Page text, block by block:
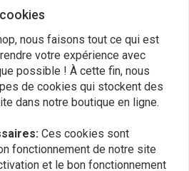
€163,35
nous faisons tout ce qui est
votre expérience avec
possible ! À cette fin, nous
de cookies qui stockent des
dans notre boutique en ligne.
Ces cookies sont
fonctionnement de notre site
et le bon fonctionnement